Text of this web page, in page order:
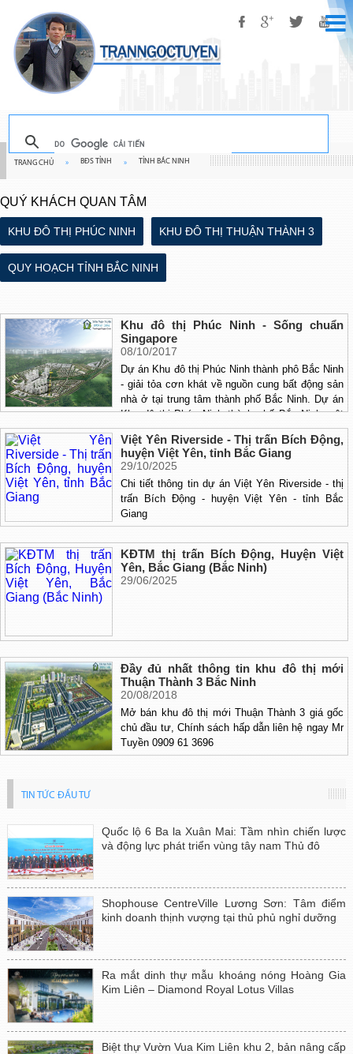
TRANG CHỦ » BĐS TỈNH » TỈNH BẮC NINH
QUÝ KHÁCH QUAN TÂM
KHU ĐÔ THỊ PHÚC NINH KHU ĐÔ THỊ THUẬN THÀNH 3
QUY HOẠCH TỈNH BẮC NINH
Khu đô thị Phúc Ninh - Sống chuẩn
Singapore
08/10/2017
Dự án Khu đô thị Phúc Ninh thành phô Bắc Ninh
- giải tỏa cơn khát về nguồn cung bất động sản
nhà ở tại trung tâm thành phố Bắc Ninh. Dự án
Khu đô thị Phúc Ninh thành phố Bắc Ninh một
làn sóng tươi mới, một kênh đầu tư mới và nhất
là những quý khách muốn sở hữu một không
gian sống sinh thái đẳng cấp, gần gũi với thiên
Việt Yên Riverside - Thị trấn Bích Động,
huyện Việt Yên, tỉnh Bắc Giang
29/10/2025
Chi tiết thông tin dự án Việt Yên Riverside - thị
trấn Bích Động - huyện Việt Yên - tỉnh Bắc
Giang
KĐTM thị trấn Bích Động, Huyện Việt
Yên, Bắc Giang (Bắc Ninh)
29/06/2025
Đầy đủ nhất thông tin khu đô thị mới
Thuận Thành 3 Bắc Ninh
20/08/2018
Mở bán khu đô thị mới Thuận Thành 3 giá gốc
chủ đầu tư, Chính sách hấp dẫn liên hệ ngay Mr
Tuyền 0909 61 3696
TIN TỨC ĐẦU TƯ
Quốc lộ 6 Ba la Xuân Mai: Tầm nhìn chiến lược
và động lực phát triển vùng tây nam Thủ đô
Shophouse CentreVille Lương Sơn: Tâm điểm
kinh doanh thịnh vượng tại thủ phủ nghỉ dưỡng
Ra mắt dinh thự mẫu khoáng nóng Hoàng Gia
Kim Liên – Diamond Royal Lotus Villas
Biệt thự Vườn Vua Kim Liên khu 2, bản nâng cấp